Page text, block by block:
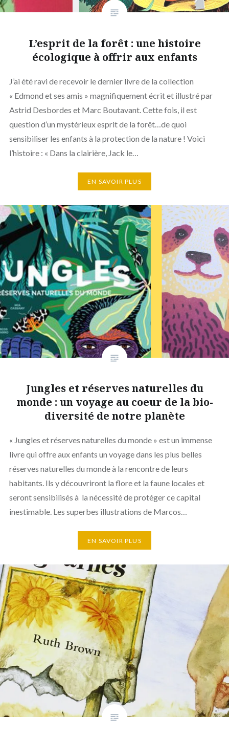
L’esprit de la forêt : une histoire
écologique à offrir aux enfants
J’ai été ravi de recevoir le dernier livre de la collection
« Edmond et ses amis » magnifiquement écrit et illustré par
Astrid Desbordes et Marc Boutavant. Cette fois, il est
question d’un mystérieux esprit de la forêt…de quoi
sensibiliser les enfants à la protection de la nature ! Voici
l’histoire : « Dans la clairière, Jack le…
EN SAVOIR PLUS
Jungles et réserves naturelles du
monde : un voyage au coeur de la bio-
diversité de notre planète
« Jungles et réserves naturelles du monde » est un immense
livre qui offre aux enfants un voyage dans les plus belles
réserves naturelles du monde à la rencontre de leurs
habitants. Ils y découvriront la flore et la faune locales et
seront sensibilisés à la nécessité de protéger ce capital
inestimable. Les superbes illustrations de Marcos…
EN SAVOIR PLUS